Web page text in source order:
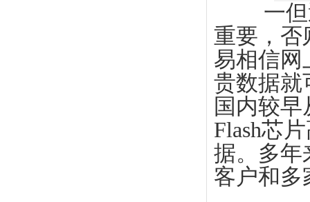
一但遭
重要，否
易相信网
贵数据就
国内较
Flash芯
据。多年
客户和多